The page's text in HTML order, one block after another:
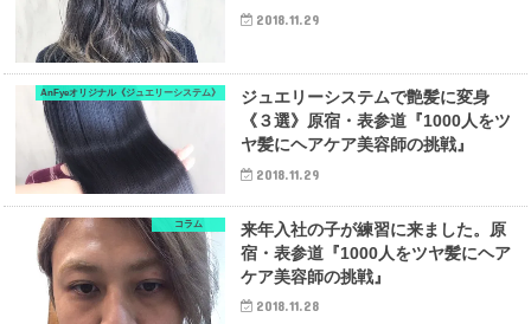
2018.11.29
AnFyeオリジナル《ジュエリーシステム》
ジュエリーシステムで艶髪に変身
《３選》原宿・表参道『1000人をツ
ヤ髪にヘアケア美容師の挑戦』
2018.11.29
コラム
来年入社の子が練習に来ました。原
宿・表参道『1000人をツヤ髪にヘア
ケア美容師の挑戦』
2018.11.28